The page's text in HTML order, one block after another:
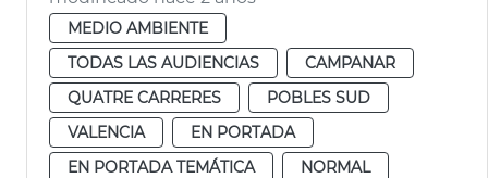
MEDIO AMBIENTE
TODAS LAS AUDIENCIAS
CAMPANAR
QUATRE CARRERES
POBLES SUD
VALENCIA
EN PORTADA
EN PORTADA TEMÁTICA
NORMAL